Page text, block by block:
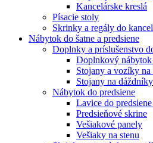
Kancelárske kreslá
Písacie stoly
Skrinky a regály do
Nábytok do šatne a predsiene
Doplnky a príslušenstvo
Doplnkový nábytok
Stojany a vozíky na
Stojany na dáždníky
Nábytok do predsiene
Lavice do predsiene
Predsieňové skrine
Vešiakové panely
Vešiaky na stenu